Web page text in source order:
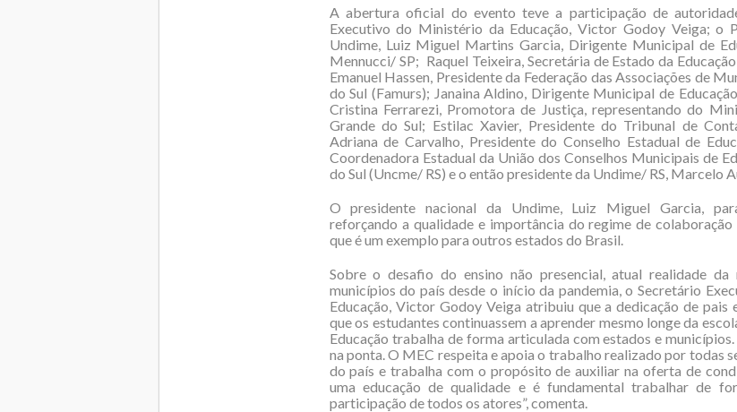
A abertura oficial do evento teve a participação de
Executivo do Ministério da Educação, Victor Godoy Veiga; o
Undime, Luiz Miguel Martins Garcia, Dirigente Municipal de
Mennucci/ SP; Raquel Teixeira, Secretária de Estado da
Emanuel Hassen, Presidente da Federação das Associações de
do Sul (Famurs); Janaina Aldino, Dirigente Municipal de
Cristina Ferrarezi, Promotora de Justiça, representando do
Grande do Sul; Estilac Xavier, Presidente do Tribunal de
Adriana de Carvalho, Presidente do Conselho Estadual de
Coordenadora Estadual da União dos Conselhos Municipais de
do Sul (Uncme/ RS) e o então presidente da Undime/ RS, Marcelo
O presidente nacional da Undime, Luiz Miguel Garcia,
reforçando a qualidade e importância do regime de colaboração
que é um exemplo para outros estados do Brasil.
Sobre o desafio do ensino não presencial, atual realidade
municípios do país desde o início da pandemia, o Secretário
Educação, Victor Godoy Veiga atribuiu que a dedicação de pais
que os estudantes continuassem a aprender mesmo longe da
Educação trabalha de forma articulada com estados e municípios.
na ponta. O MEC respeita e apoia o trabalho realizado por todas
do país e trabalha com o propósito de auxiliar na oferta de
uma educação de qualidade e é fundamental trabalhar de
participação de todos os atores”, comenta.